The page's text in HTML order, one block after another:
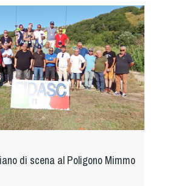
di scena al Poligono Mimmo
Rally Obedience
Retriever Sport
Ricerca Tartufo
Sheepdog
Sport acquatici
Treibball
Ipo Delta
Protezione civile Sportiva